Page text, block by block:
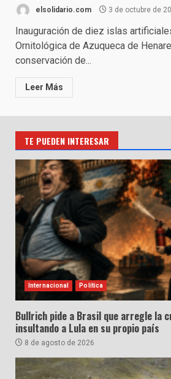
elsolidario.com 3 de octubre de
Inauguración de diez islas
Ornitológica de Azuqueca de
conservación de...
Leer Más
TE PUEDEN INTERESAR
Internacional Política
Bullrich pide a Brasil que arregle la
insultando a Lula en su propio país
8 de agosto de 2026